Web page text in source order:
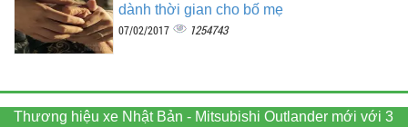
dành thời gian cho bố mẹ
07/02/2017 1254743
Thương hiệu xe Nhật Bản - Mitsubishi Outlander mới với 3